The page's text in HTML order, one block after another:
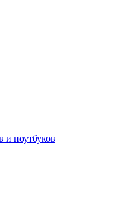
и ноутбуков